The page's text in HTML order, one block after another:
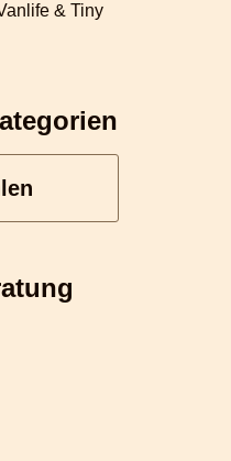
& Tiny